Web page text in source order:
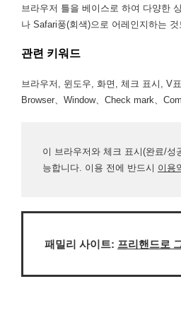
브라우저 틀을 베이스로 하여 다양한
나 Safari풍(회색)으로 어레인지하는
관련 키워드
브라우저, 윈도우, 화면, 체크 표시, V
Browser、Window、Check mark、
이 브라우저와 체크 표시(완료/
능합니다. 이용 전에 반드시 이용
패밀리 사이트: 프리핸드로